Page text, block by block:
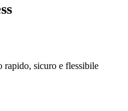
rapido, sicuro e flessibile